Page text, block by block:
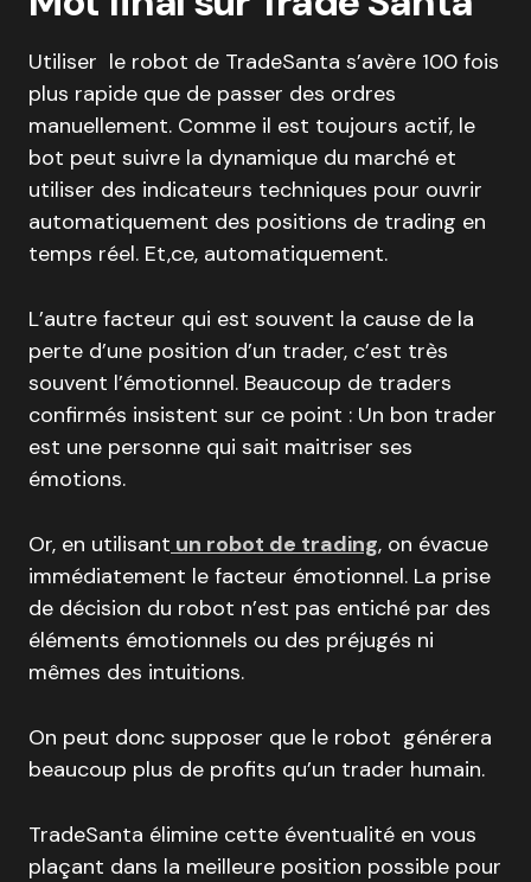
Utiliser le robot de TradeSanta s’avère 100 fois
plus rapide que de passer des ordres
manuellement. Comme il est toujours actif, le
bot peut suivre la dynamique du marché et
utiliser des indicateurs techniques pour ouvrir
automatiquement des positions de trading en
temps réel. Et,ce, automatiquement.
L’autre facteur qui est souvent la cause de la
perte d’une position d’un trader, c’est très
souvent l’émotionnel. Beaucoup de traders
confirmés insistent sur ce point : Un bon trader
est une personne qui sait maitriser ses
émotions.
Or, en utilisant un robot de trading, on évacue
immédiatement le facteur émotionnel. La prise
de décision du robot n’est pas entiché par des
éléments émotionnels ou des préjugés ni
mêmes des intuitions.
On peut donc supposer que le robot générera
beaucoup plus de profits qu’un trader humain.
TradeSanta élimine cette éventualité en vous
plaçant dans la meilleure position possible pour